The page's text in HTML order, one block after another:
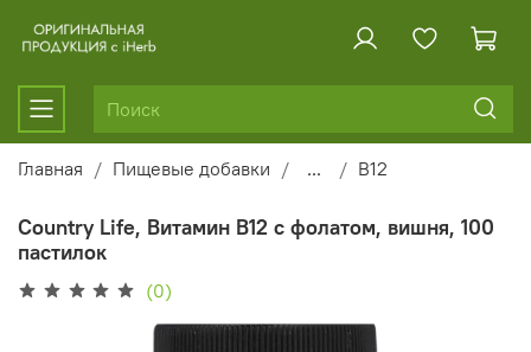
Главная Пищевые добавки ... B12
Country Life, Витамин B12 с фолатом, вишня, 100
пастилок
(0)